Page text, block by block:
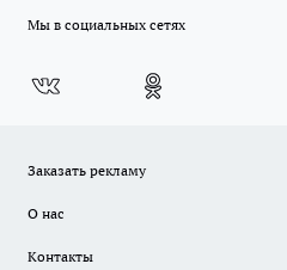
Мы в социальных сетях
Заказать рекламу
О нас
Контакты